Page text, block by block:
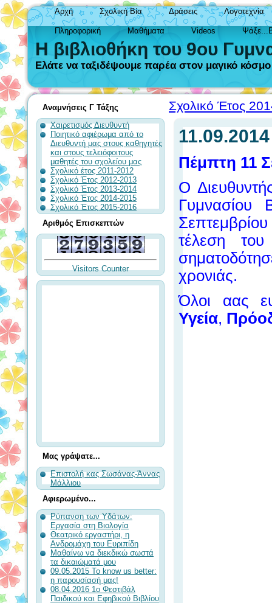
Αρχή Σχολική Βία Δράσεις Λογοτεχνία
Πληροφορική Μαθήματα Videos
Η βιβλιοθήκη του 9ου
Ελάτε να ταξιδέψουμε παρέα στον μαγικό κόσμο
Αναμνήσεις Γ Τάξης
Χαιρετισμός Διευθυντή
Ποιητικό αφιέρωμα από το
Διευθυντή μας στους καθηγητές
και στους τελειόφοιτους
μαθητές του σχολείου μας
Σχολικό έτος 2011-2012
Σχολικό Έτος 2012-2013
Σχολικό Έτος 2013-2014
Σχολικό Έτος 2014-2015
Σχολικό Έτος 2015-2016
Αριθμός Επισκεπτών
Visitors Counter
Μας γράψατε...
Επιστολή κας Σωσάνας-Άννας
Μάλλιου
Αφιερωμένο...
Ρύπανση των Υδάτων:
Εργασία στη Βιολογία
Θεατρικό εργαστήρι, η
Ανδρομάχη του Ευριπίδη
Μαθαίνω να διεκδικώ σωστά
τα δικαιώματά μου
09.05.2015 To know us better:
η παρουσίασή μας!
08.04.2016 1ο Φεστιβάλ
Παιδικού και Εφηβικού Βιβλίου
Σχολικό Έτος
Πέμπτη 11
Ο
Γυμνασίου
τέλεση
χρονιάς.
Όλοι αας
Υγεία,